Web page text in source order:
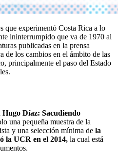
que experimentó Costa Rica a lo
ininterrumpido que va de 1970 al
publicadas en la prensa
de los cambios en el ámbito de las
principalmente el paso del Estado
Hugo Díaz: Sacudiendo
una pequeña muestra de la
y una selección mínima de la
la UCR en el 2014, la cual está